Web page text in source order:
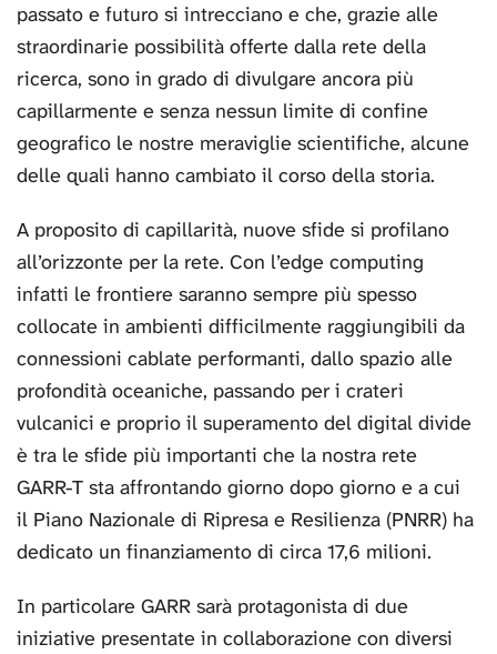
passato e futuro si intrecciano e che, grazie alle
straordinarie possibilità offerte dalla rete della
ricerca, sono in grado di divulgare ancora più
capillarmente e senza nessun limite di confine
geografico le nostre meraviglie scientifiche, alcune
delle quali hanno cambiato il corso della storia.
A proposito di capillarità, nuove sfide si profilano
all’orizzonte per la rete. Con l’edge computing
infatti le frontiere saranno sempre più spesso
collocate in ambienti difficilmente raggiungibili da
connessioni cablate performanti, dallo spazio alle
profondità oceaniche, passando per i crateri
vulcanici e proprio il superamento del digital divide
è tra le sfide più importanti che la nostra rete
GARR-T sta affrontando giorno dopo giorno e a cui
il Piano Nazionale di Ripresa e Resilienza (PNRR) ha
dedicato un finanziamento di circa 17,6 milioni.
In particolare GARR sarà protagonista di due
iniziative presentate in collaborazione con diversi